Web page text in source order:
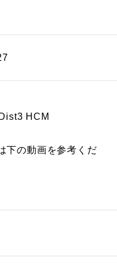
HCM
下の動画を参考くだ